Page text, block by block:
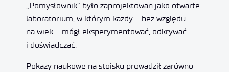
„Pomysłownik” było zaprojektowan jako otwarte
laboratorium, w którym każdy – bez względu
na wiek – mógł eksperymentować, odkrywać
i doświadczać.
Pokazy naukowe na stoisku prowadził zarówno